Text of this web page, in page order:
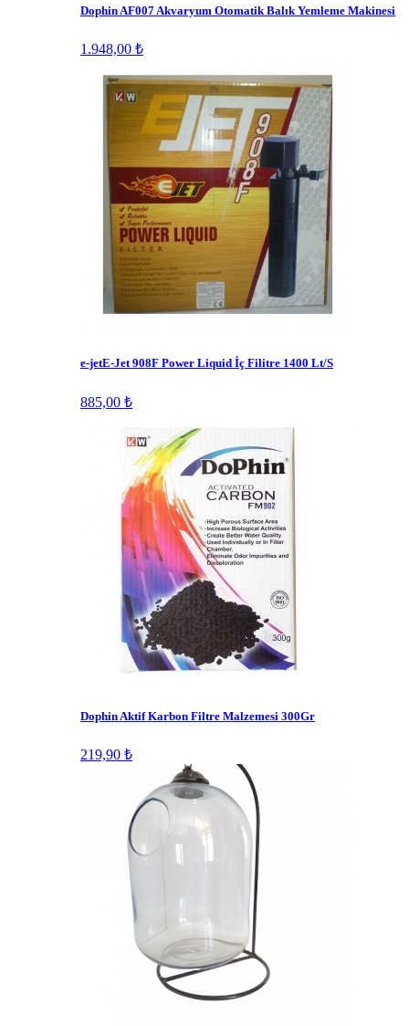
Dophin AF007 Akvaryum Otomatik Balık Yemleme Makinesi
1.948,00 ₺
e-jetE-Jet 908F Power Liquid İç Filitre 1400 Lt/S
885,00 ₺
Dophin Aktif Karbon Filtre Malzemesi 300Gr
219,90 ₺